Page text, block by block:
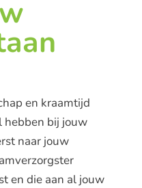
en kraamtijd
hebben bij jouw
naar jouw
en die aan al jouw